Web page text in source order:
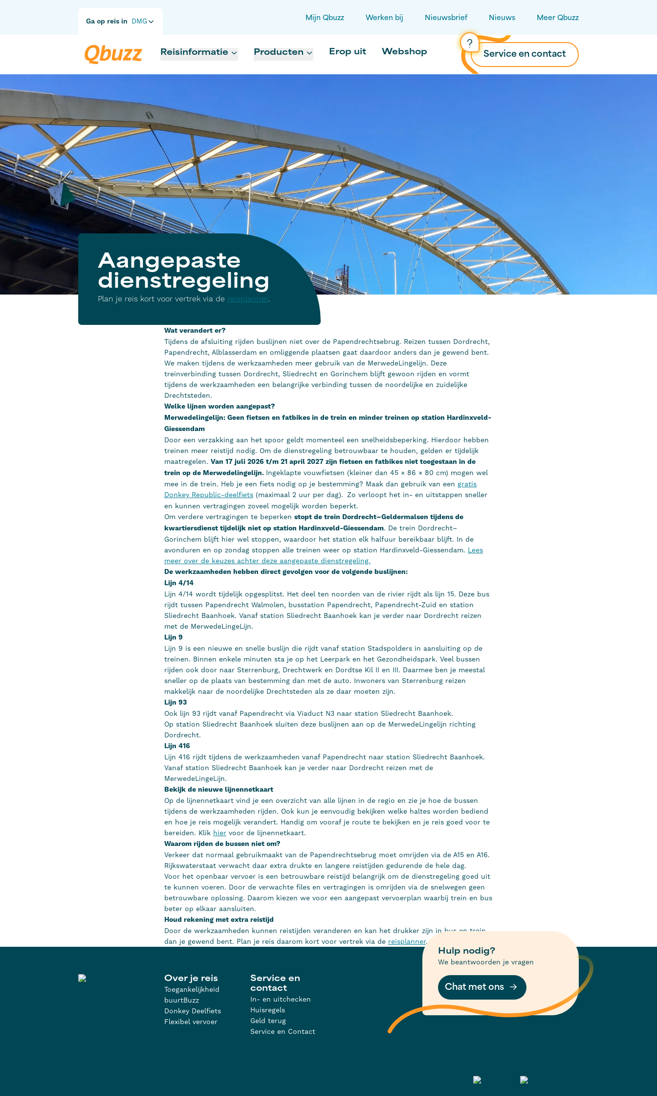
Ga op reis in DMG Mijn Qbuzz Werken bij Nieuwsbrief Nieuws Meer Qbuzz
Reisinformatie Producten Erop uit Webshop Service en contact
Aangepaste
dienstregeling
Plan je reis kort voor vertrek via de reisplanner.
Wat verandert er?
Tijdens de afsluiting rijden buslijnen niet over de Papendrechtsebrug. Reizen tussen Dordrecht,
Papendrecht, Alblasserdam en omliggende plaatsen gaat daardoor anders dan je gewend bent.
We maken tijdens de werkzaamheden meer gebruik van de MerwedeLingelijn. Deze
treinverbinding tussen Dordrecht, Sliedrecht en Gorinchem blijft gewoon rijden en vormt
tijdens de werkzaamheden een belangrijke verbinding tussen de noordelijke en zuidelijke
Drechtsteden.
Welke lijnen worden aangepast?
Merwedelingelijn: Geen fietsen en fatbikes in de trein en minder treinen op station Hardinxveld-
Giessendam
Door een verzakking aan het spoor geldt momenteel een snelheidsbeperking. Hierdoor hebben
treinen meer reistijd nodig. Om de dienstregeling betrouwbaar te houden, gelden er tijdelijk
maatregelen. Van 17 juli 2026 t/m 21 april 2027 zijn fietsen en fatbikes niet toegestaan in de
trein op de Merwedelingelijn. Ingeklapte vouwfietsen (kleiner dan 45 × 86 × 80 cm) mogen wel
mee in de trein. Heb je een fiets nodig op je bestemming? Maak dan gebruik van een gratis
Donkey Republic-deelfiets (maximaal 2 uur per dag).
Zo verloopt het in- en uitstappen sneller
en kunnen vertragingen zoveel mogelijk worden beperkt.
Om verdere vertragingen te beperken stopt de trein Dordrecht–Geldermalsen tijdens de
kwartiersdienst tijdelijk niet op station Hardinxveld-Giessendam. De trein Dordrecht–
Gorinchem blijft hier wel stoppen, waardoor het station elk halfuur bereikbaar blijft. In de
avonduren en op zondag stoppen alle treinen weer op station Hardinxveld-Giessendam. Lees
meer over de keuzes achter deze aangepaste dienstregeling.
De werkzaamheden hebben direct gevolgen voor de volgende buslijnen:
Lijn 4/14
Lijn 4/14 wordt tijdelijk opgesplitst. Het deel ten noorden van de rivier rijdt als lijn 15. Deze bus
rijdt tussen Papendrecht Walmolen, busstation Papendrecht, Papendrecht-Zuid en station
Sliedrecht Baanhoek. Vanaf station Sliedrecht Baanhoek kan je verder naar Dordrecht reizen
met de MerwedeLingeLijn.
Lijn 9
Lijn 9 is een nieuwe en snelle buslijn die rijdt vanaf station Stadspolders in aansluiting op de
treinen. Binnen enkele minuten sta je op het Leerpark en het Gezondheidspark. Veel bussen
rijden ook door naar Sterrenburg, Drechtwerk en Dordtse Kil II en III. Daarmee ben je meestal
sneller op de plaats van bestemming dan met de auto. Inwoners van Sterrenburg reizen
makkelijk naar de noordelijke Drechtsteden als ze daar moeten zijn.
Lijn 93
Ook lijn 93 rijdt vanaf Papendrecht via Viaduct N3 naar station Sliedrecht Baanhoek.
Op station Sliedrecht Baanhoek sluiten deze buslijnen aan op de MerwedeLingelijn richting
Dordrecht.
Lijn 416
Lijn 416 rijdt tijdens de werkzaamheden vanaf Papendrecht naar station Sliedrecht Baanhoek.
Vanaf station Sliedrecht Baanhoek kan je verder naar Dordrecht reizen met de
MerwedeLingeLijn.
Bekijk de nieuwe lijnennetkaart
Op de lijnennetkaart vind je een overzicht van alle lijnen in de regio en zie je hoe de bussen
tijdens de werkzaamheden rijden. Ook kun je eenvoudig bekijken welke haltes worden bediend
en hoe je reis mogelijk verandert. Handig om vooraf je route te bekijken en je reis goed voor te
bereiden. Klik hier voor de lijnennetkaart.
Waarom rijden de bussen niet om?
Verkeer dat normaal gebruikmaakt van de Papendrechtsebrug moet omrijden via de A15 en A16.
Rijkswaterstaat verwacht daar extra drukte en langere reistijden gedurende de hele dag.
Voor het openbaar vervoer is een betrouwbare reistijd belangrijk om de dienstregeling goed uit
te kunnen voeren. Door de verwachte files en vertragingen is omrijden via de snelwegen geen
betrouwbare oplossing. Daarom kiezen we voor een aangepast vervoerplan waarbij trein en bus
beter op elkaar aansluiten.
Houd rekening met extra reistijd
Door de werkzaamheden kunnen reistijden veranderen en kan het drukker zijn in bus en trein
dan je gewend bent. Plan je reis daarom kort voor vertrek via de reisplanner.
Over je reis
Toegankelijkheid
buurtBuzz
Donkey Deelfiets
Flexibel vervoer
Service en
contact
In- en uitchecken
Huisregels
Geld terug
Service en Contact
Hulp nodig?
We beantwoorden je vragen
Chat met ons